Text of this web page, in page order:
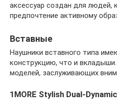
аксессуар создан для
предпочтение активному
Вставные
Наушники вставного типа
конструкцию, что и
моделей, заслуживающих
1MORE Stylish Dual-